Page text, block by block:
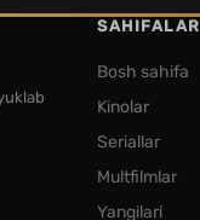
SAHIFALAR
Bosh sahifa
Kinolar
Seriallar
Multfilmlar
Yangilari